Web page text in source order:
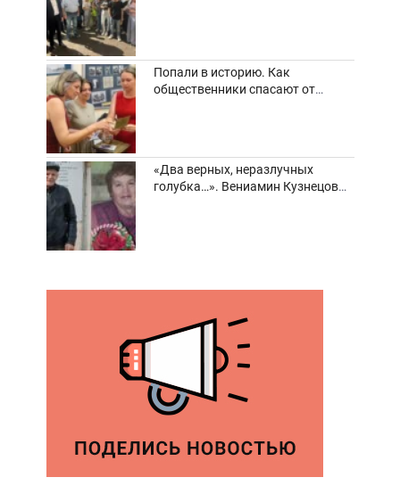
Попали в историю. Как
общественники спасают от
«Два верных, неразлучных
голубка…». Вениамин Кузнецов